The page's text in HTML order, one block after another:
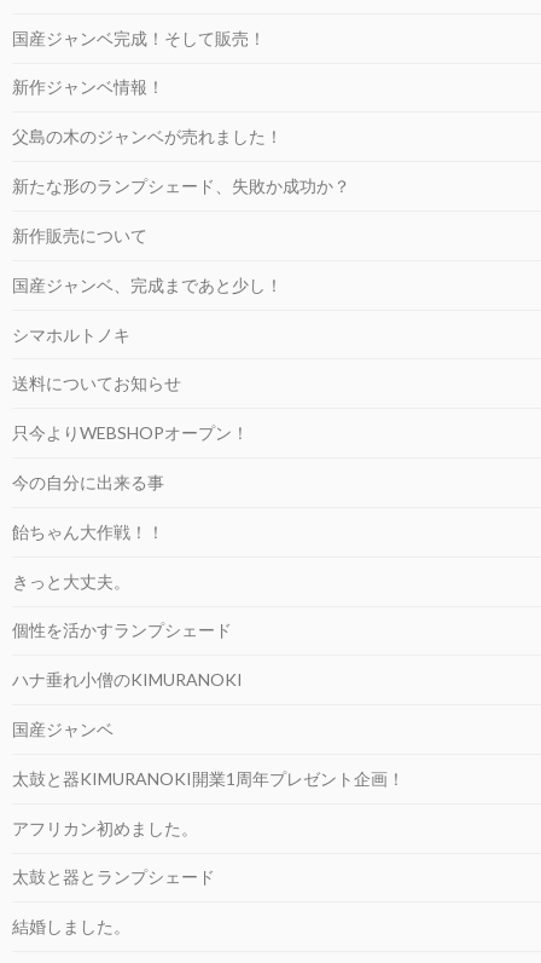
国産ジャンベ完成！そして販売！
新作ジャンベ情報！
父島の木のジャンベが売れました！
新たな形のランプシェード、失敗か成功か？
新作販売について
国産ジャンベ、完成まであと少し！
シマホルトノキ
送料についてお知らせ
只今よりWEBSHOPオープン！
今の自分に出来る事
飴ちゃん大作戦！！
きっと大丈夫。
個性を活かすランプシェード
ハナ垂れ小僧のKIMURANOKI
国産ジャンベ
太鼓と器KIMURANOKI開業1周年プレゼント企画！
アフリカン初めました。
太鼓と器とランプシェード
結婚しました。